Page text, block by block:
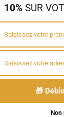
Ajouter
10%SUR
🎁
Non